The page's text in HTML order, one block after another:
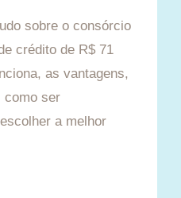
sobre o consórcio
crédito de R$ 71
as vantagens,
como ser
a melhor